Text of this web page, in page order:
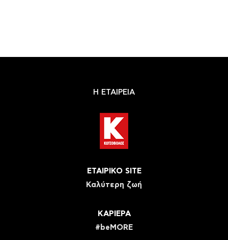
Η ΕΤΑΙΡΕΙΑ
ΕΤΑΙΡΙΚΟ SITE
Καλύτερη ζωή
ΚΑΡΙΕΡΑ
#beMORE